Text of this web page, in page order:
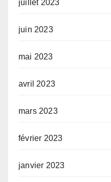
juillet 2023
juin 2023
mai 2023
avril 2023
mars 2023
février 2023
janvier 2023